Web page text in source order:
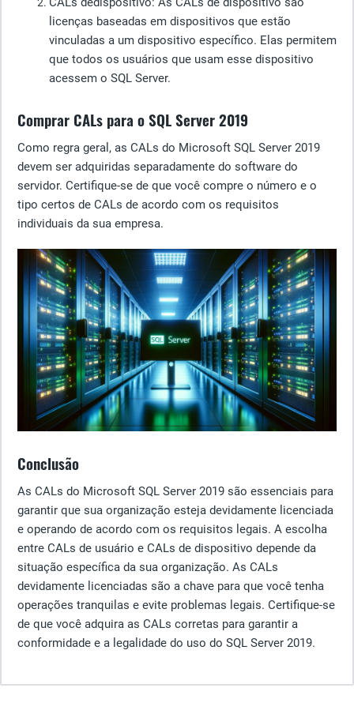
licenças baseadas em dispositivos que estão
vinculadas a um dispositivo específico. Elas permitem
que todos os usuários que usam esse dispositivo
acessem o SQL Server.
Comprar CALs para o SQL Server 2019
Como regra geral, as CALs do Microsoft SQL Server 2019
devem ser adquiridas separadamente do software do
servidor. Certifique-se de que você compre o número e o
tipo certos de CALs de acordo com os requisitos
individuais da sua empresa.
Conclusão
As CALs do Microsoft SQL Server 2019 são essenciais para
garantir que sua organização esteja devidamente licenciada
e operando de acordo com os requisitos legais. A escolha
entre CALs de usuário e CALs de dispositivo depende da
situação específica da sua organização. As CALs
devidamente licenciadas são a chave para que você tenha
operações tranquilas e evite problemas legais. Certifique-se
de que você adquira as CALs corretas para garantir a
conformidade e a legalidade do uso do SQL Server 2019.